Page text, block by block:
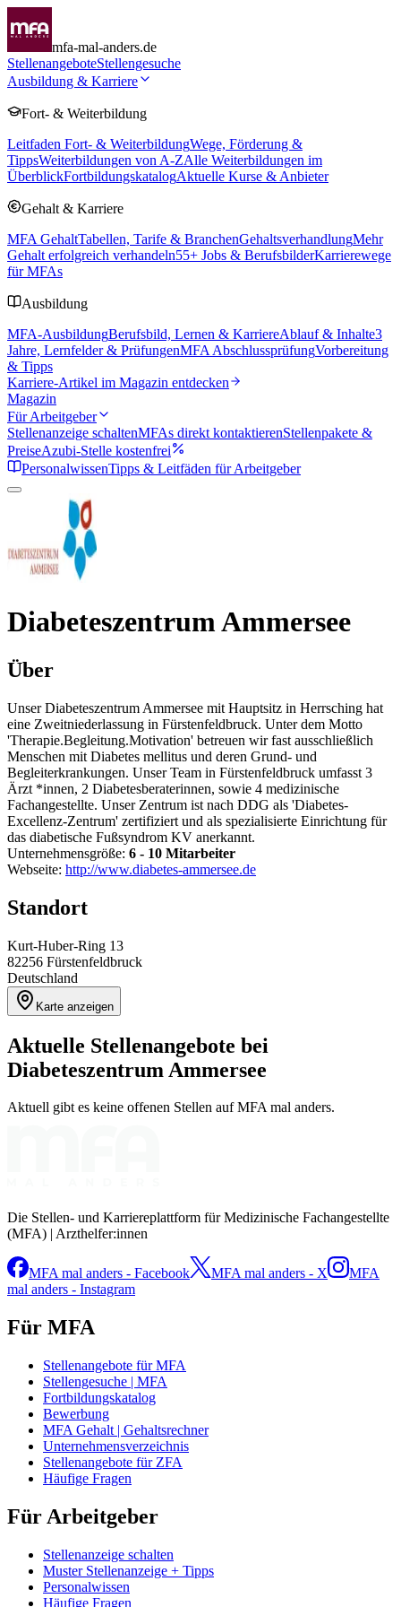
mfa-mal-anders.de
StellenangeboteStellengesuche
Ausbildung & Karriere
Fort- & Weiterbildung
Leitfaden Fort- & WeiterbildungWege, Förderung &
TippsWeiterbildungen von A-ZAlle Weiterbildungen im
ÜberblickFortbildungskatalogAktuelle Kurse & Anbieter
Gehalt & Karriere
MFA GehaltTabellen, Tarife & BranchenGehaltsverhandlungMehr
Gehalt erfolgreich verhandeln55+ Jobs & BerufsbilderKarrierewege
für MFAs
Ausbildung
MFA-AusbildungBerufsbild, Lernen & KarriereAblauf & Inhalte3
Jahre, Lernfelder & PrüfungenMFA AbschlussprüfungVorbereitung
& Tipps
Karriere-Artikel im Magazin entdecken
Magazin
Für Arbeitgeber
Stellenanzeige schaltenMFAs direkt kontaktierenStellenpakete &
PreiseAzubi-Stelle kostenfrei
PersonalwissenTipps & Leitfäden für Arbeitgeber
Diabeteszentrum Ammersee
Über
Unser Diabeteszentrum Ammersee mit Hauptsitz in Herrsching hat
eine Zweitniederlassung in Fürstenfeldbruck. Unter dem Motto
'Therapie.Begleitung.Motivation' betreuen wir fast ausschließlich
Menschen mit Diabetes mellitus und deren Grund- und
Begleiterkrankungen. Unser Team in Fürstenfeldbruck umfasst 3
Ärzt *innen, 2 Diabetesberaterinnen, sowie 4 medizinische
Fachangestellte. Unser Zentrum ist nach DDG als 'Diabetes-
Excellenz-Zentrum' zertifiziert und als spezialisierte Einrichtung für
das diabetische Fußsyndrom KV anerkannt.
Unternehmensgröße: 6 - 10 Mitarbeiter
Webseite: http://www.diabetes-ammersee.de
Standort
Kurt-Huber-Ring 13
82256 Fürstenfeldbruck
Deutschland
Karte anzeigen
Aktuelle Stellenangebote bei
Diabeteszentrum Ammersee
Aktuell gibt es keine offenen Stellen auf MFA mal anders.
Die Stellen- und Karriereplattform für Medizinische Fachangestellte
(MFA) | Arzthelfer:innen
MFA mal anders - Facebook MFA mal anders - X
MFA
mal anders - Instagram
Für MFA
Stellenangebote für MFA
Stellengesuche | MFA
Fortbildungskatalog
Bewerbung
MFA Gehalt | Gehaltsrechner
Unternehmensverzeichnis
Stellenangebote für ZFA
Häufige Fragen
Für Arbeitgeber
Stellenanzeige schalten
Muster Stellenanzeige + Tipps
Personalwissen
Häufige Fragen